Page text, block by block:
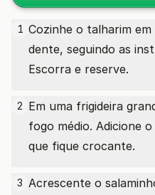
1 Cozinhe o talharim
dente, seguindo as
Escorra e reserve.
2 Em uma frigideira
fogo médio. Adicione
que fique crocante.
3 Acrescente o